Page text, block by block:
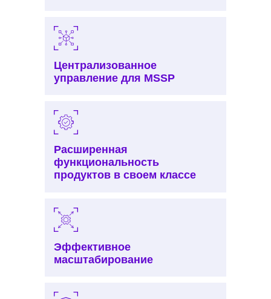
Централизованное
управление для MSSP
Расширенная
функциональность
продуктов в своем классе
Эффективное
масштабирование